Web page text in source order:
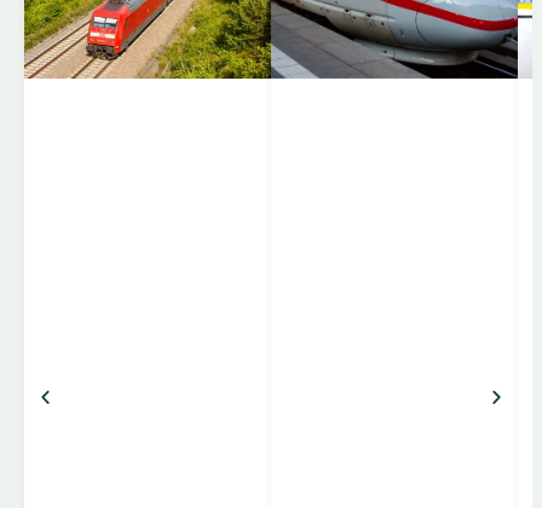
hurtigtog, der forbinder
storbyer og regioner på
tværs af Europa. EC-